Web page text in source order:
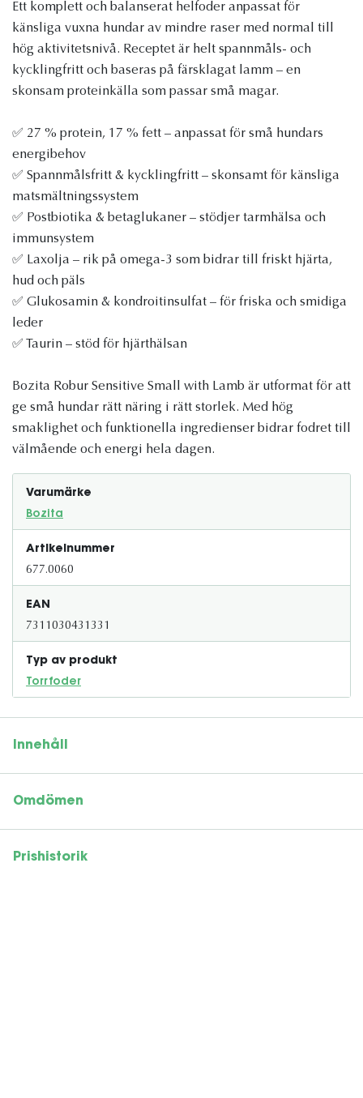
Ett komplett och balanserat helfoder anpassat för
känsliga vuxna hundar av mindre raser med normal till
hög aktivitetsnivå. Receptet är helt spannmåls- och
kycklingfritt och baseras på färsklagat lamm – en
skonsam proteinkälla som passar små magar.
✅ 27 % protein, 17 % fett – anpassat för små hundars
energibehov
✅ Spannmålsfritt & kycklingfritt – skonsamt för känsliga
matsmältningssystem
✅ Postbiotika & betaglukaner – stödjer tarmhälsa och
immunsystem
✅ Laxolja – rik på omega-3 som bidrar till friskt hjärta,
hud och päls
✅ Glukosamin & kondroitinsulfat – för friska och smidiga
leder
✅ Taurin – stöd för hjärthälsan
Bozita Robur Sensitive Small with Lamb är utformat för att
ge små hundar rätt näring i rätt storlek. Med hög
smaklighet och funktionella ingredienser bidrar fodret till
välmående och energi hela dagen.
Varumärke
Bozita
Artikelnummer
677.0060
EAN
7311030431331
Typ av produkt
Torrfoder
Innehåll
Omdömen
Prishistorik